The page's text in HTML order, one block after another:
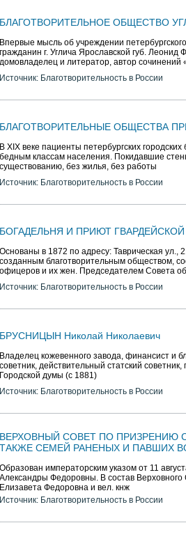
БЛАГОТВОРИТЕЛЬНОЕ ОБЩЕСТВО
Впервые мысль об учреждении
гражданин г. Углича Ярославской губ. Леонид
домовладелец и литератор, автор сочинений
Источник: Благотворительность в России
БЛАГОТВОРИТЕЛЬНЫЕ ОБЩЕСТВА
В ХIX веке пациенты петербургских
бедным классам населения. Покидавшие
существованию, без жилья, без работы
Источник: Благотворительность в России
БОГАДЕЛЬНЯ И ПРИЮТ
Основаны в 1872 по адресу: Таврическая ул.,
созданным благотворительным обществом,
офицеров и их жен. Председателем Совета
Источник: Благотворительность в России
БРУСНИЦЫН Николай Николаевич
Владелец кожевенного завода, финансист и
советник, действительный статский
Городской думы (с 1881)
Источник: Благотворительность в России
ВЕРХОВНЫЙ СОВЕТ ПО ПРИЗРЕНИЮ
ТАКЖЕ СЕМЕЙ РАНЕНЫХ И ПАВШИХ
Образован императорским указом от 11
Александры Федоровны. В состав Верховного
Елизавета Федоровна и вел. кнж
Источник: Благотворительность в России